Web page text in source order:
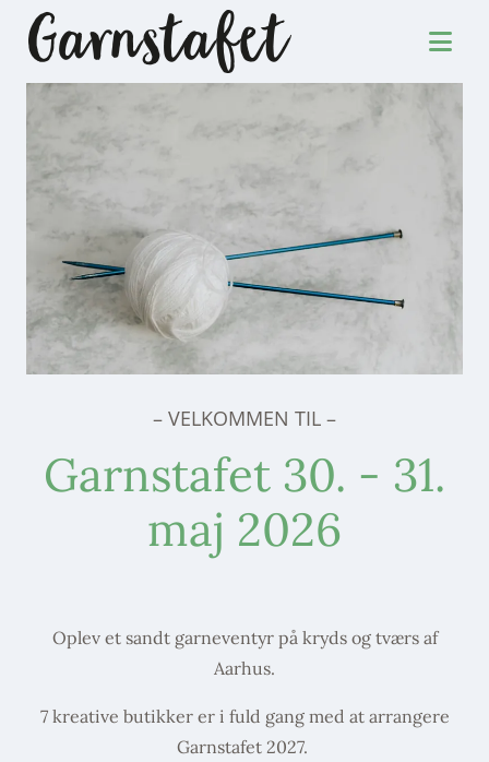
– VELKOMMEN TIL –
Garnstafet 30. - 31.
maj 2026
Oplev et sandt garneventyr på kryds og tværs af
Aarhus.
7 kreative butikker er i fuld gang med at arrangere
Garnstafet 2027.